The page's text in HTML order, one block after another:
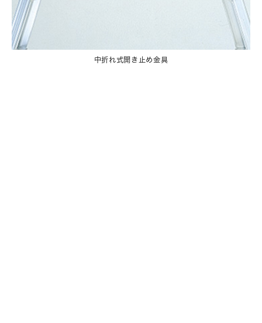
中折れ式開き止め金具